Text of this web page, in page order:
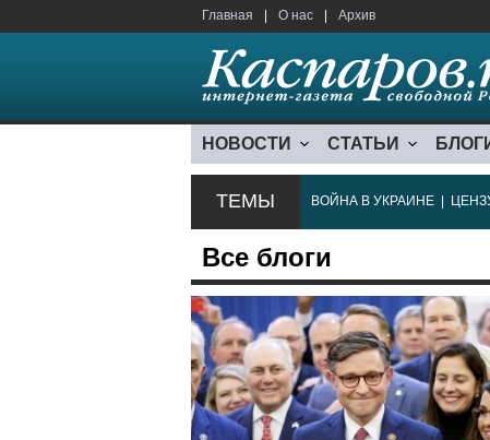
Главная О нас Архив
НОВОСТИ СТАТЬИ
ТЕМЫ ВОЙНА В УКРАИНЕ
Все блоги